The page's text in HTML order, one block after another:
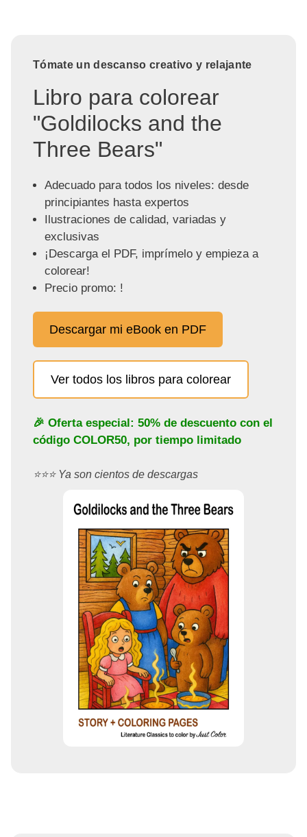
Tómate un descanso creativo y relajante
Libro para colorear
"Goldilocks and the
Three Bears"
Adecuado para todos los niveles: desde
principiantes hasta expertos
Ilustraciones de calidad, variadas y
exclusivas
¡Descarga el PDF, imprímelo y empieza a
colorear!
Precio promo: !
Descargar mi eBook en PDF
Ver todos los libros para colorear
🎉 Oferta especial: 50% de descuento con el
código COLOR50, por tiempo limitado
⭐️⭐️⭐️ Ya son cientos de descargas